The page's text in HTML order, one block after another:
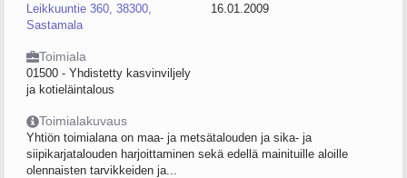
Leikkuuntie 360, 38300,
Sastamala
16.01.2009
Toimiala
01500 - Yhdistetty kasvinviljely
ja kotieläintalous
Toimialakuvaus
Yhtiön toimialana on maa- ja metsätalouden ja sika- ja
siipikarjatalouden harjoittaminen sekä edellä mainituille aloille
olennaisten tarvikkeiden ja...